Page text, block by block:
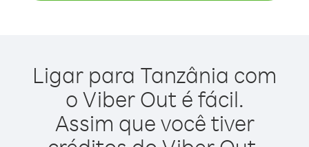
Ligar para Tanzânia com
o Viber Out é fácil.
Assim que você tiver